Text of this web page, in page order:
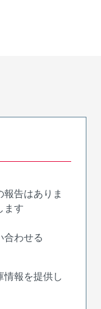
告はありま
ます
合わせる
報を提供し